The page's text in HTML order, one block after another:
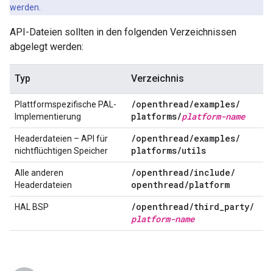
werden.
API-Dateien sollten in den folgenden Verzeichnissen
abgelegt werden:
Typ Verzeichnis
Plattformspezifische PAL-
Implementierung
/openthread/examples/
platforms/platform-name
Headerdateien – API für
nichtflüchtigen Speicher
/openthread/examples/
platforms/utils
Alle anderen
Headerdateien
/openthread/include/
openthread/platform
HAL BSP /openthread/third party/
platform-name